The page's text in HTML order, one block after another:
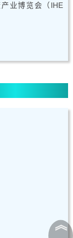
业博览会（IHE
︽